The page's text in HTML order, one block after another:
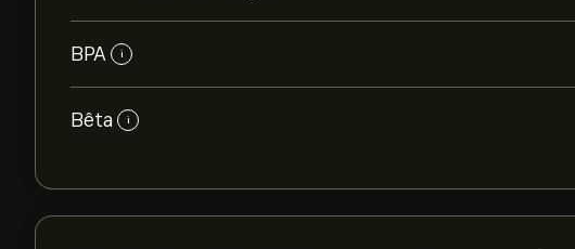
BPA i
Bêta i